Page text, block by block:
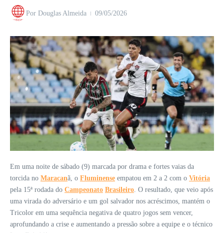
Por Douglas Almeida 09/05/2026
Em uma noite de sábado (9) marcada por drama e fortes vaias da
torcida no Maracanã, o Fluminense empatou em 2 a 2 com o Vitória
pela 15ª rodada do Campeonato Brasileiro. O resultado, que veio após
uma virada do adversário e um gol salvador nos acréscimos, mantém o
Tricolor em uma sequência negativa de quatro jogos sem vencer,
aprofundando a crise e aumentando a pressão sobre a equipe e o técnico